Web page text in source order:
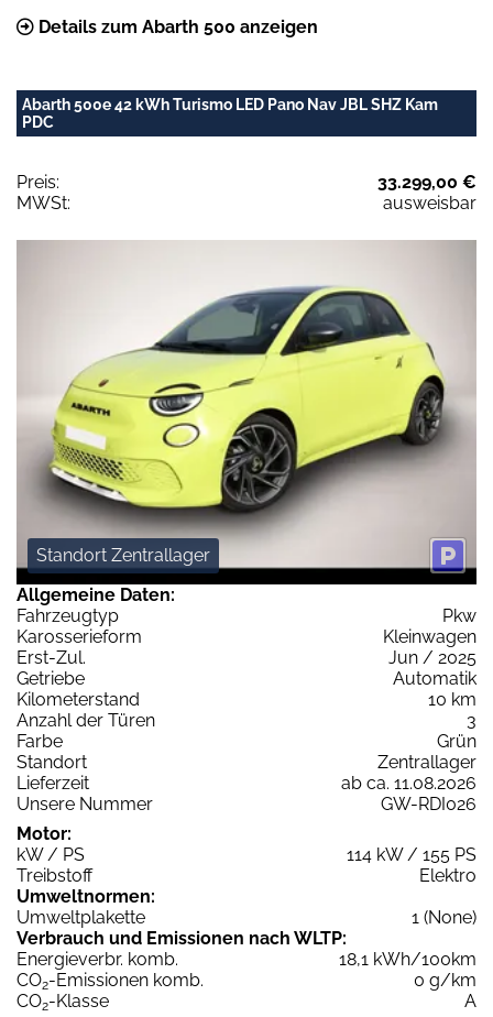
Details zum Abarth 500 anzeigen
Abarth 500e 42 kWh Turismo LED Pano Nav JBL SHZ Kam
PDC
Preis:
33.299,00 €
MWSt:
ausweisbar
Standort Zentrallager
Allgemeine Daten:
Fahrzeugtyp
Pkw
Karosserieform
Kleinwagen
Erst-Zul.
Jun / 2025
Getriebe
Automatik
Kilometerstand
10 km
Anzahl der Türen
3
Farbe
Grün
Standort
Zentrallager
Lieferzeit
ab ca. 11.08.2026
Unsere Nummer
GW-RDI026
Motor:
kW / PS
114 kW / 155 PS
Treibstoff
Elektro
Umweltnormen:
Umweltplakette
1 (None)
Verbrauch und Emissionen nach WLTP:
Energieverbr. komb.
18,1 kWh/100km
CO2-Emissionen komb.
0 g/km
CO2-Klasse
A